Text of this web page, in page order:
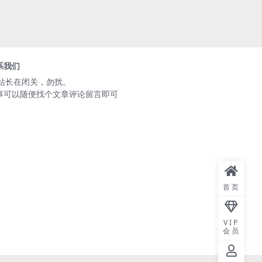
我们
在闭关，勿扰。
可以随便找个文章评论留言即可
首页
VIP
会员